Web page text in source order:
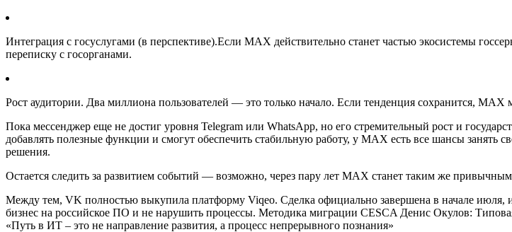
Интеграция с госуслугами (в перспективе).Если MAX действительно станет частью экосистемы
переписку с госорганами.
Рост аудитории. Два миллиона пользователей — это только начало. Если тенденция сохранится,
Пока мессенджер еще не достиг уровня Telegram или WhatsApp, но его стремительный рост и
добавлять полезные функции и смогут обеспечить стабильную работу, у MAX есть все шансы
решения.
Остается следить за развитием событий — возможно, через пару лет MAX станет таким же
Между тем, VK полностью выкупила платформу Viqeo. Сделка официально завершена в начале июля,
бизнес на российское ПО и не нарушить процессы. Методика миграции CESCA Денис Окулов:
«Путь в ИТ – это не направление развития, а процесс непрерывного познания»